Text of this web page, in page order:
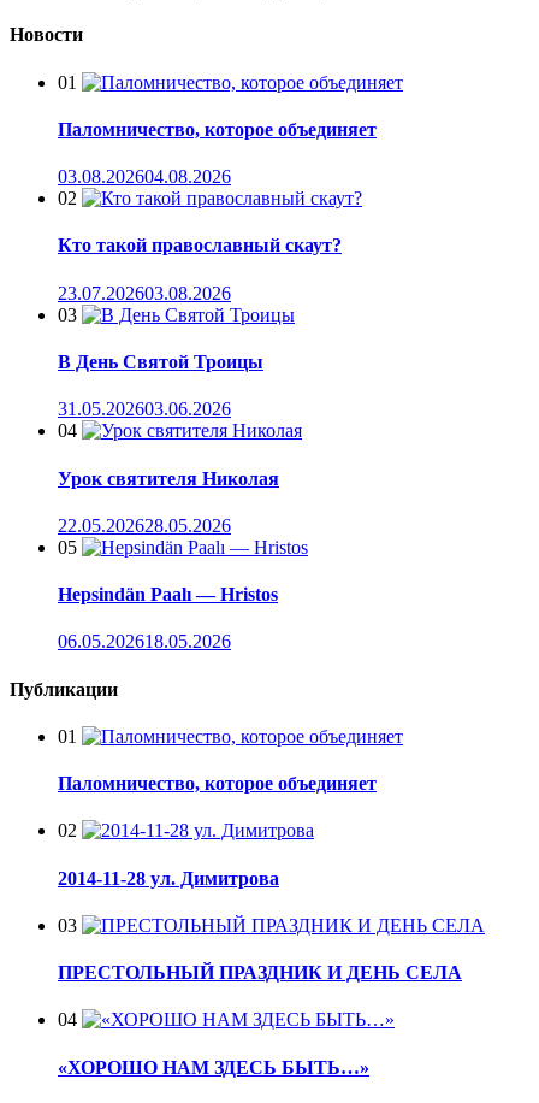
Новости
01
Паломничество, которое объединяет
03.08.202604.08.2026
02
Кто такой православный скаут?
23.07.202603.08.2026
03
В День Святой Троицы
31.05.202603.06.2026
04
Урок святителя Николая
22.05.202628.05.2026
05
Hepsindän Paalı — Hristos
06.05.202618.05.2026
Публикации
01
Паломничество, которое объединяет
02
2014-11-28 ул. Димитрова
03
ПРЕСТОЛЬНЫЙ ПРАЗДНИК И ДЕНЬ СЕЛА
04
«ХОРОШО НАМ ЗДЕСЬ БЫТЬ…»